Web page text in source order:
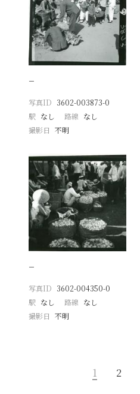
−
写真ID 3602-003873-0
駅 なし 路線 なし
撮影日
不明
−
写真ID 3602-004350-0
駅 なし 路線 なし
撮影日
不明
1 2